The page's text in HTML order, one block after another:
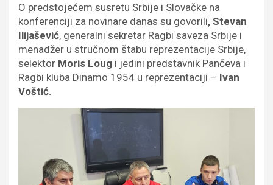
O predstojećem susretu Srbije i Slovačke na
konferenciji za novinare danas su govorili, Stevan
Ilijašević, generalni sekretar Ragbi saveza Srbije i
menadžer u stručnom štabu reprezentacije Srbije,
selektor Moris Loug i jedini predstavnik Pančeva i
Ragbi kluba Dinamo 1954 u reprezentaciji – Ivan
Voštić.